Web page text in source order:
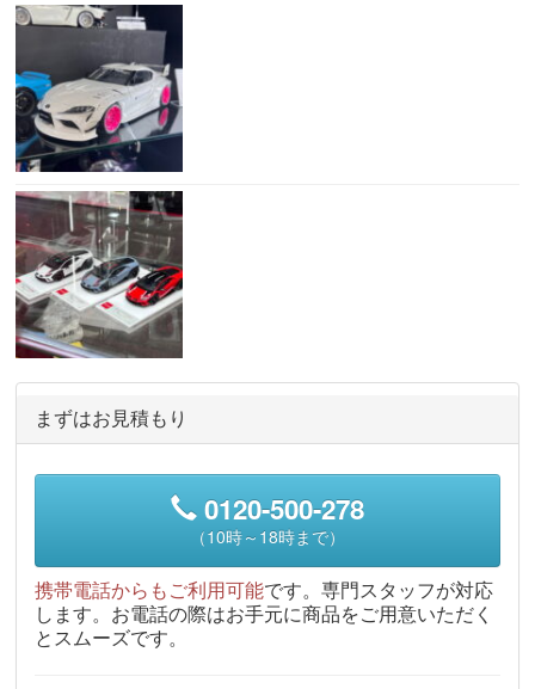
まずはお見積もり
0120-500-278
（10時～18時まで）
携帯電話からもご利用可能です。専門スタッフが対応
します。お電話の際はお手元に商品をご用意いただく
とスムーズです。